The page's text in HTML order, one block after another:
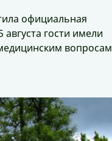
официальная
гости имели
вопросам